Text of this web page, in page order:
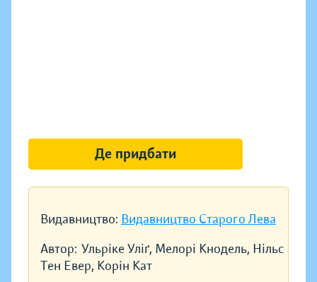
Видавництво: Видавництво Старого Лева
Автор: Ульріке Уліґ, Мелорі Кнодель, Нільс
Тен Евер, Корін Кат
Де придбати